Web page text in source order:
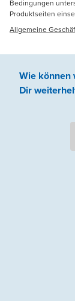
Bedingungen
Produktseiten
Allgemeine
Wie können
Dir